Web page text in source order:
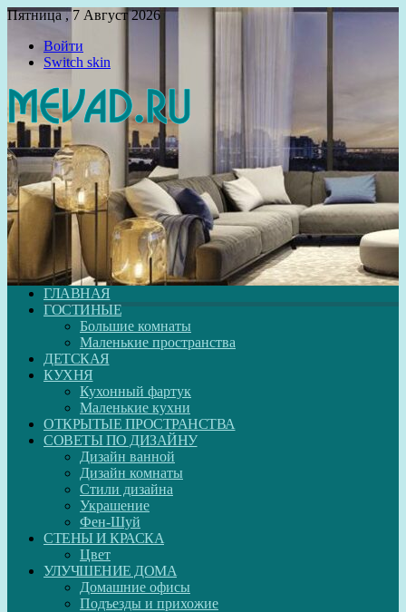
Пятница , 7 Август 2026
Войти
Switch skin
ГЛАВНАЯ
ГОСТИНЫЕ
Большие комнаты
Маленькие пространства
ДЕТСКАЯ
КУХНЯ
Кухонный фартук
Маленькие кухни
ОТКРЫТЫЕ ПРОСТРАНСТВА
СОВЕТЫ ПО ДИЗАЙНУ
Дизайн ванной
Дизайн комнаты
Стили дизайна
Украшение
Фен-Шуй
СТЕНЫ И КРАСКА
Цвет
УЛУЧШЕНИЕ ДОМА
Домашние офисы
Подъезды и прихожие